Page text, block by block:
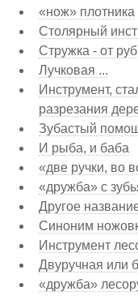
«нож» плотника
Столярный
Стружка - от
Лучковая ...
Инструмент,
разрезания
Зубастый
И рыба, и баба
«две ручки, во
«дружба» с
Другое
Синоним
Инструмент
Двуручная или
«дружба»